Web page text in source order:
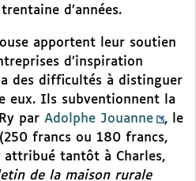
d’années.
apportent leur soutien
d’inspiration
des difficultés à distinguer
eux. Ils subventionnent la
par Adolphe Jouanne
, le
francs ou 180 francs,
attribué tantôt à Charles,
de la maison rurale